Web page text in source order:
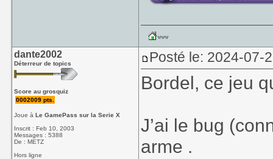
dante2002
Déterreur de topics
Score au grosquiz
0002009 pts.
Joue àLe GamePass sur la Serie X
Inscrit : Feb 10, 2003
Messages : 5388
De : METZ
Hors ligne
Posté le: 2024-07-
Bordel, ce jeu
J’ai le bug
arme .